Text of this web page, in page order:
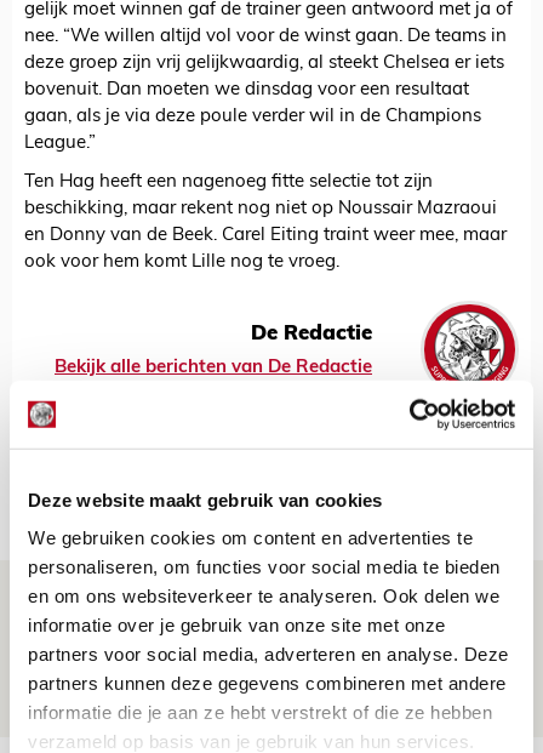
Deze website maakt gebruik van cookies
We gebruiken cookies om content en advertenties te
personaliseren, om functies voor social media te bieden
en om ons websiteverkeer te analyseren. Ook delen we
informatie over je gebruik van onze site met onze
partners voor social media, adverteren en analyse. Deze
partners kunnen deze gegevens combineren met andere
informatie die je aan ze hebt verstrekt of die ze hebben
verzameld op basis van je gebruik van hun services.
gelijk moet winnen gaf de trainer geen antwoord met ja of
nee. “We willen altijd vol voor de winst gaan. De teams in
deze groep zijn vrij gelijkwaardig, al steekt Chelsea er iets
bovenuit. Dan moeten we dinsdag voor een resultaat
gaan, als je via deze poule verder wil in de Champions
League.”
Ten Hag heeft een nagenoeg fitte selectie tot zijn
beschikking, maar rekent nog niet op Noussair Mazraoui
en Donny van de Beek. Carel Eiting traint weer mee, maar
ook voor hem komt Lille nog te vroeg.
De Redactie
Bekijk alle berichten van De Redactie
Net binnen //
Ajax zet Shelbourne eenvoudig opzij en
reist met vertrouwen naar Dublin